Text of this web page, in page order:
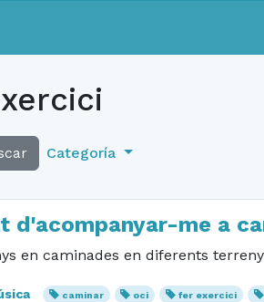
Categoría
d'acompanyar-me a
en caminades en diferents
caminar oci fer exercici